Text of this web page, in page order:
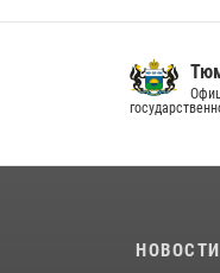
НОВОСТИ